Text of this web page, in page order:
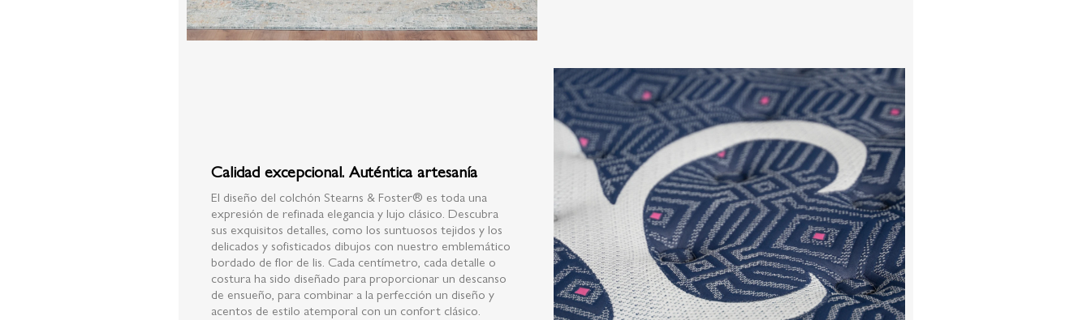
Calidad excepcional. Auténtica artesanía
El diseño del colchón Stearns & Foster® es toda una
expresión de refinada elegancia y lujo clásico. Descubra
sus exquisitos detalles, como los suntuosos tejidos y los
delicados y sofisticados dibujos con nuestro emblemático
bordado de flor de lis. Cada centímetro, cada detalle o
costura ha sido diseñado para proporcionar un descanso
de ensueño, para combinar a la perfección un diseño y
acentos de estilo atemporal con un confort clásico.